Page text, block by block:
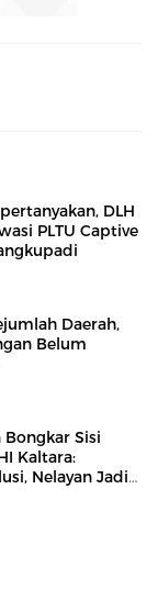
DLH
PLTU Captive
Daerah,
Belum
Sisi
Kaltara:
Nelayan Jadi